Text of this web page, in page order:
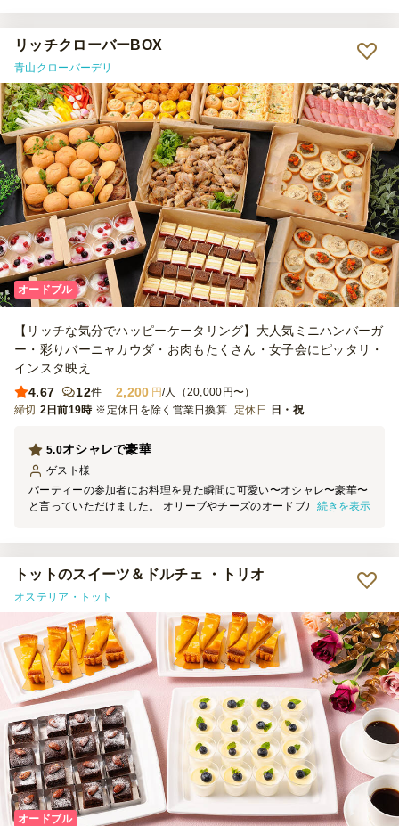
リッチクローバーBOX
青山クローバーデリ
オードブル
【リッチな気分でハッピーケータリング】大人気ミニハンバーガ
ー・彩りバーニャカウダ・お肉もたくさん・女子会にピッタリ・
インスタ映え
4.67
12件 2,200 円/人（20,000円〜）
締切 2日前19時 ※定休日を除く営業日換算 定休日 日・祝
オシャレで豪華
5.0
ゲスト 様
パーティーの参加者にお料理を見た瞬間に可愛い〜オシャレ〜豪華〜
と言っていただけました。 オリーブやチーズのオードブルもワイン
続きを表示
トットのスイーツ＆ドルチェ ・トリオ
オステリア・トット
オードブル